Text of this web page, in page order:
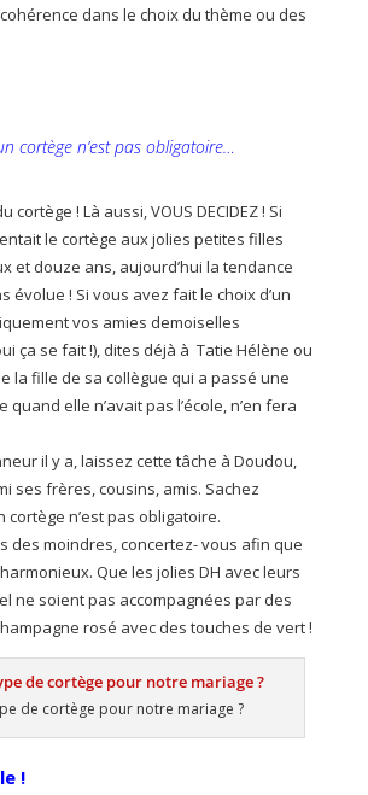
dans le choix du thème ou des
cortège n’est pas obligatoire…
cortège ! Là aussi, VOUS DECIDEZ ! Si
le cortège aux jolies petites filles
et douze ans, aujourd’hui la tendance
évolue ! Si vous avez fait le choix d’un
vos amies demoiselles
ça se fait !), dites déjà à Tatie Hélène ou
la fille de sa collègue qui a passé une
elle n’avait pas l’école, n’en fera
il y a, laissez cette tâche à Doudou,
ses frères, cousins, amis. Sachez
cortège n’est pas obligatoire.
des moindres, concertez- vous afin que
Que les jolies DH avec leurs
ne soient pas accompagnées par des
rosé avec des touches de vert !
de cortège pour notre mariage ?
!